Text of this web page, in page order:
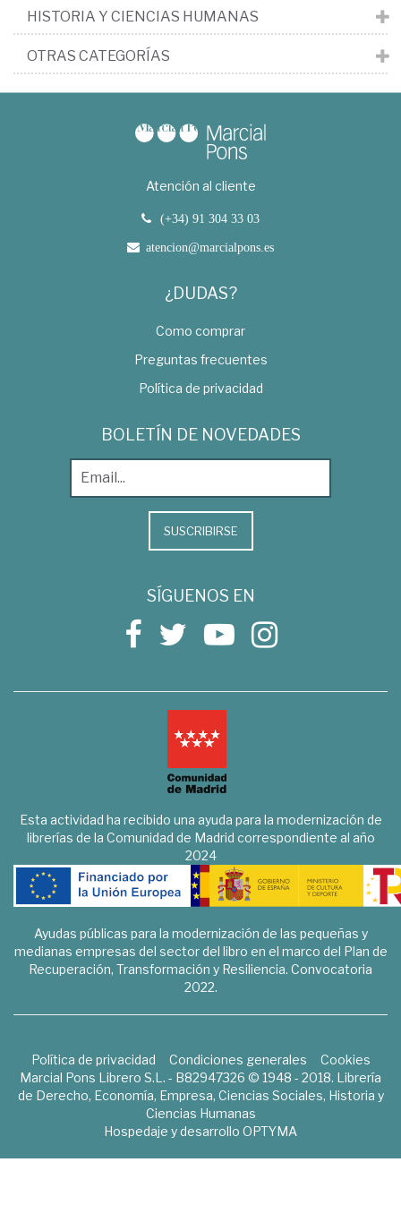
HISTORIA Y CIENCIAS HUMANAS
OTRAS CATEGORÍAS
Atención al cliente
(+34) 91 304 33 03
atencion@marcialpons.es
¿DUDAS?
Como comprar
Preguntas frecuentes
Política de privacidad
BOLETÍN DE NOVEDADES
SUSCRIBIRSE
SÍGUENOS EN
Esta actividad ha recibido una ayuda para la modernización de
librerías de la Comunidad de Madrid correspondiente al año
2024
Ayudas públicas para la modernización de las pequeñas y
medianas empresas del sector del libro en el marco del Plan de
Recuperación, Transformación y Resiliencia. Convocatoria
2022.
Política de privacidad Condiciones generales
Cookies
Marcial Pons Librero S.L. - B82947326 © 1948 - 2018. Librería
de Derecho, Economía, Empresa, Ciencias Sociales, Historia y
Ciencias Humanas
Hospedaje y desarrollo OPTYMA